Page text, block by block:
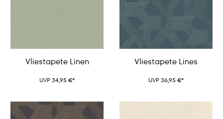
Vliestapete Linen
UVP 34,95 €*
Vliestapete Lines
UVP 36,95 €*